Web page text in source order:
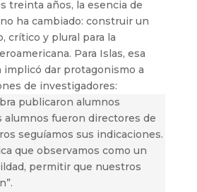
treinta años, la esencia de
ha cambiado: construir un
crítico y plural para la
Para Islas, esa
dar protagonismo a
de investigadores:
publicaron alumnos
alumnos fueron directores de
seguíamos sus indicaciones.
que observamos como un
permitir que nuestros